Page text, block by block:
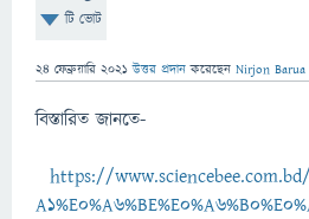
টি ভোট
24 ফেব্রুয়ারি 2021 উত্তর প্রদান করেছেন Nirjon Barua
বিস্তারিত জানতে-
https://